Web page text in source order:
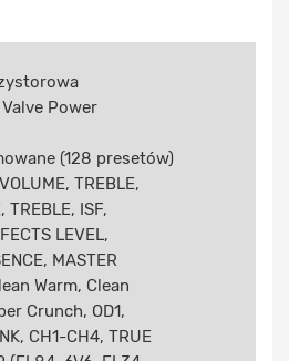
Power
(128 presetów)
TREBLE,
TREBLE, ISF,
LEVEL,
MASTER
Warm, Clean
Crunch, OD1,
CH1-CH4, TRUE